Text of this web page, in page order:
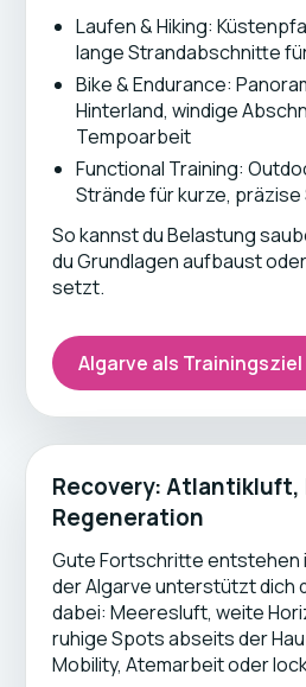
Laufen & Hiking:
lange Strandabschnitte
Bike & Endurance:
Hinterland, windige
Tempoarbeit
Functional Training:
Strände für kurze,
So kannst du Belastung
du Grundlagen aufbaust
setzt.
Algarve als
Recovery: Atlantikluft,
Regeneration
Gute Fortschritte entstehen
der Algarve unterstützt dich
dabei: Meeresluft, weite
ruhige Spots abseits der
Mobility, Atemarbeit oder